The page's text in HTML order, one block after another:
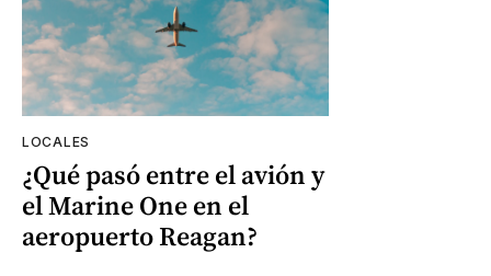
LOCALES
¿Qué pasó entre el avión y
el Marine One en el
aeropuerto Reagan?